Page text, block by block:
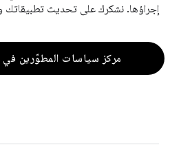
إجراؤها. نشكرك على تحديث تطبيقاتك
مركز سياسات المطوّرين في Google Play